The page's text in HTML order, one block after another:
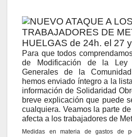
NUEVO ATAQUE A LOS
TRABAJADORES DE
HUELGAS de 24h. el 27
Para que todos
de Modificación de la Ley
Generales de la
hemos enviado íntegro a la
información de Solidaridad
breve explicación que puede
cualquiera. Veamos la parte
afecta a los trabajadores de
Medidas en materia de gastos de